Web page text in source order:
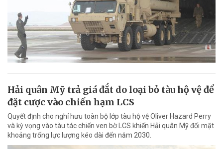
Hải quân Mỹ trả giá đắt do loại bỏ tàu hộ vệ để
đặt cược vào chiến hạm LCS
Quyết định cho nghỉ hưu toàn bộ lớp tàu hộ vệ Oliver Hazard Perry
và kỳ vọng vào tàu tác chiến ven bờ LCS khiến Hải quân Mỹ đối mặt
khoảng trống lực lượng kéo dài đến năm 2030.